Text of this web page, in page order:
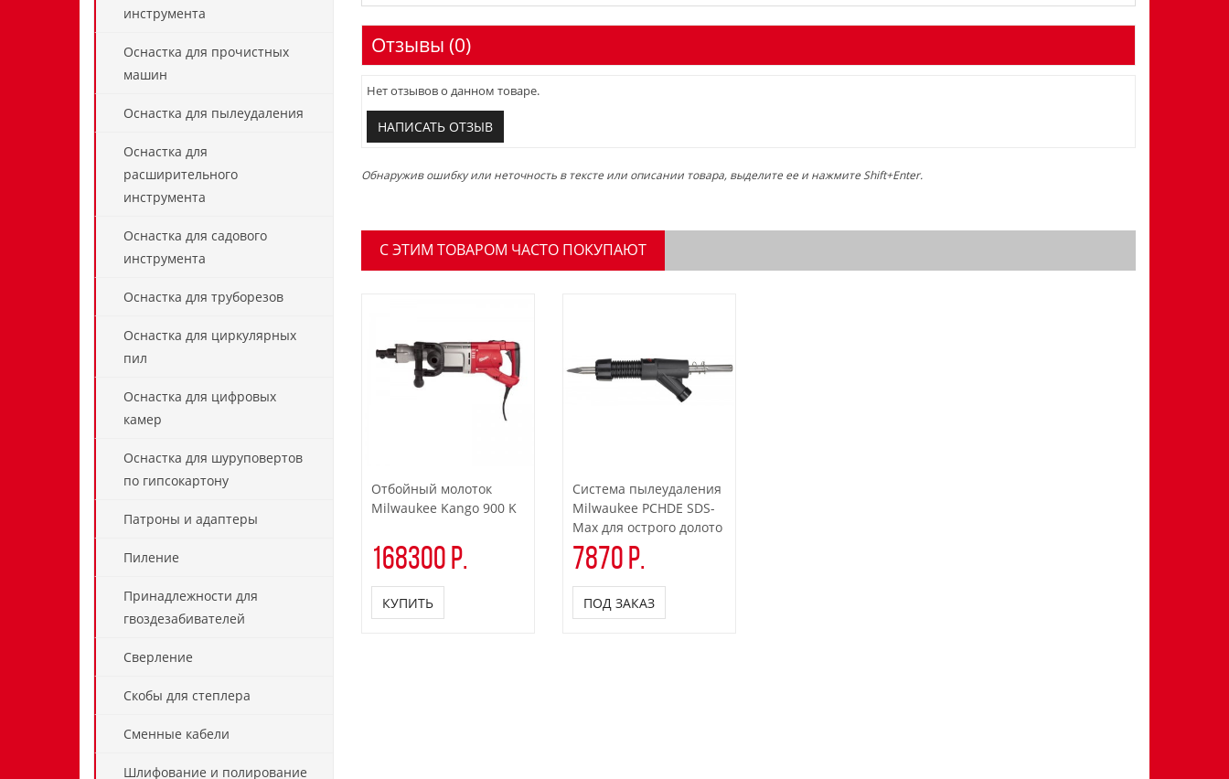
инструмента
Оснастка для прочистных
машин
Оснастка для пылеудаления
Оснастка для
расширительного
инструмента
Оснастка для садового
инструмента
Оснастка для труборезов
Оснастка для циркулярных
пил
Оснастка для цифровых
камер
Оснастка для шуруповертов
по гипсокартону
Патроны и адаптеры
Пиление
Принадлежности для
гвоздезабивателей
Сверление
Скобы для степлера
Сменные кабели
Шлифование и полирование
Отзывы (0)
Нет отзывов о данном товаре.
НАПИСАТЬ ОТЗЫВ
Обнаружив ошибку или неточность в тексте или описании товара, выделите ее и нажмите Shift+Enter.
C ЭТИМ ТОВАРОМ ЧАСТО ПОКУПАЮТ
Отбойный молоток
Milwaukee Kango 900 K
168300 р.
КУПИТЬ
Система пылеудаления
Milwaukee PCHDE SDS-
Max для острого долото
7870 р.
ПОД ЗАКАЗ